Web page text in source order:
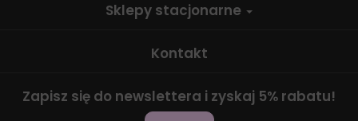
Sklepy stacjonarne
Kontakt
Zapisz się do newslettera i zyskaj 5% rabatu!